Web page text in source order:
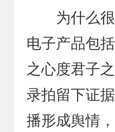
为什么很
电子产品包
之心度君子
录拍留下证
播形成舆情